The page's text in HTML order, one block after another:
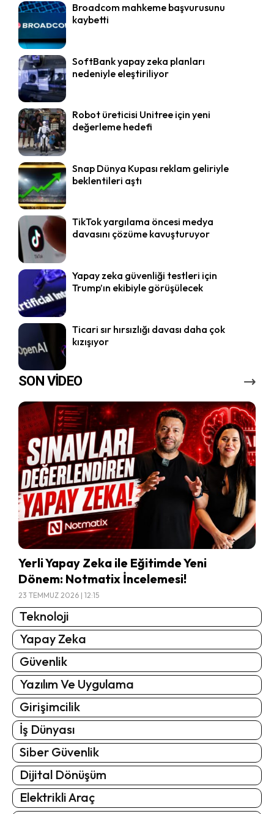
Broadcom mahkeme başvurusunu
kaybetti
SoftBank yapay zeka planları
nedeniyle eleştiriliyor
Robot üreticisi Unitree için yeni
değerleme hedefi
Snap Dünya Kupası reklam geliriyle
beklentileri aştı
TikTok yargılama öncesi medya
davasını çözüme kavuşturuyor
Yapay zeka güvenliği testleri için
Trump’ın ekibiyle görüşülecek
Ticari sır hırsızlığı davası daha çok
kızışıyor
SON VİDEO
Yerli Yapay Zeka ile Eğitimde Yeni
Dönem: Notmatix İncelemesi!
23 TEMMUZ 2026 | 12:15
Teknoloji
Yapay Zeka
Güvenlik
Yazılım Ve Uygulama
Girişimcilik
İş Dünyası
Siber Güvenlik
Dijital Dönüşüm
Elektrikli Araç